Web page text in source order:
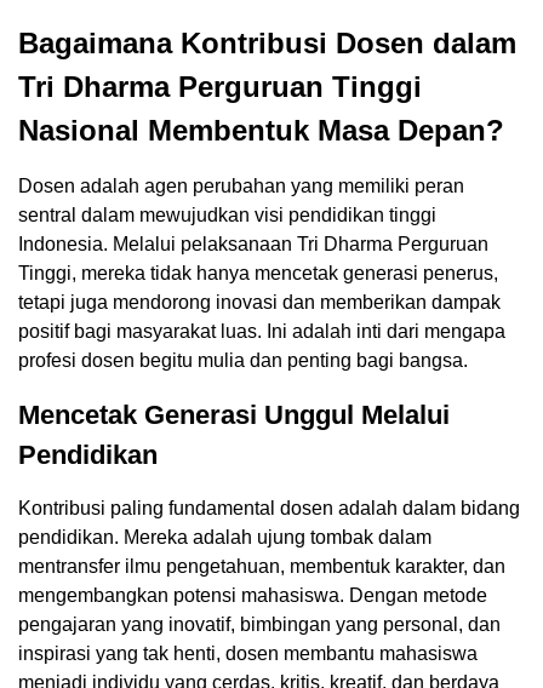
Bagaimana Kontribusi Dosen dalam
Tri Dharma Perguruan Tinggi
Nasional Membentuk Masa Depan?
Dosen adalah agen perubahan yang memiliki peran
sentral dalam mewujudkan visi pendidikan tinggi
Indonesia. Melalui pelaksanaan Tri Dharma Perguruan
Tinggi, mereka tidak hanya mencetak generasi penerus,
tetapi juga mendorong inovasi dan memberikan dampak
positif bagi masyarakat luas. Ini adalah inti dari mengapa
profesi dosen begitu mulia dan penting bagi bangsa.
Mencetak Generasi Unggul Melalui
Pendidikan
Kontribusi paling fundamental dosen adalah dalam bidang
pendidikan. Mereka adalah ujung tombak dalam
mentransfer ilmu pengetahuan, membentuk karakter, dan
mengembangkan potensi mahasiswa. Dengan metode
pengajaran yang inovatif, bimbingan yang personal, dan
inspirasi yang tak henti, dosen membantu mahasiswa
menjadi individu yang cerdas, kritis, kreatif, dan berdaya